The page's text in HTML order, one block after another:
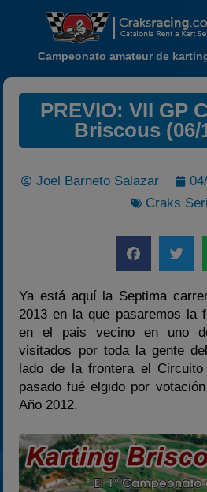
Campeonato amateur de
PREVIO: VII GP
Briscous (06/
Joel Barneto Salazar
Craks
Ya está aquí la Septima
2013 en la que pasaremos la
en el pais vecino en uno
visitados por toda la gente
lado de la frontera el
pasado fué elgido por
Año 2012.